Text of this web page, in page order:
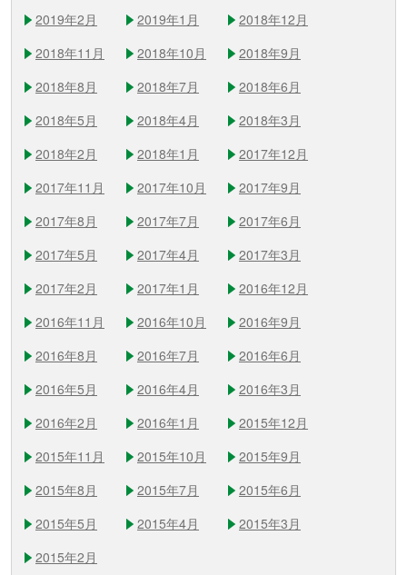
2019年2月
2019年1月
2018年12月
2018年11月
2018年10月
2018年9月
2018年8月
2018年7月
2018年6月
2018年5月
2018年4月
2018年3月
2018年2月
2018年1月
2017年12月
2017年11月
2017年10月
2017年9月
2017年8月
2017年7月
2017年6月
2017年5月
2017年4月
2017年3月
2017年2月
2017年1月
2016年12月
2016年11月
2016年10月
2016年9月
2016年8月
2016年7月
2016年6月
2016年5月
2016年4月
2016年3月
2016年2月
2016年1月
2015年12月
2015年11月
2015年10月
2015年9月
2015年8月
2015年7月
2015年6月
2015年5月
2015年4月
2015年3月
2015年2月